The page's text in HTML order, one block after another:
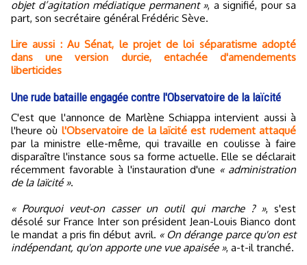
objet d’agitation médiatique permanent », a signifié, pour sa
part, son secrétaire général Frédéric Sève.
Lire aussi : Au Sénat, le projet de loi séparatisme adopté
dans une version durcie, entachée d'amendements
liberticides
Une rude bataille engagée contre l'Observatoire de la laïcité
C'est que l'annonce de Marlène Schiappa intervient aussi à
l'heure où l'Observatoire de la laïcité est rudement attaqué
par la ministre elle-même, qui travaille en coulisse à faire
disparaître l'instance sous sa forme actuelle. Elle se déclarait
récemment favorable à l'instauration d'une « administration
de la laïcité ».
« Pourquoi veut-on casser un outil qui marche ? », s'est
désolé sur France Inter son président Jean-Louis Bianco dont
le mandat a pris fin début avril. « On dérange parce qu'on est
indépendant, qu'on apporte une vue apaisée », a-t-il tranché.